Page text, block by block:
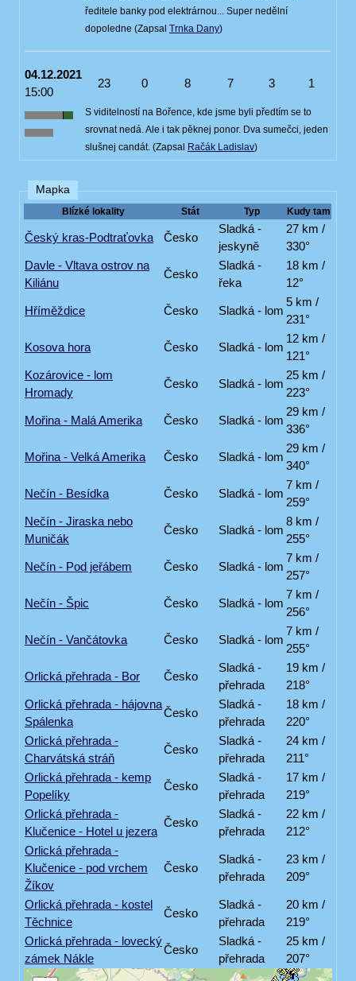
ředitele banky pod elektrárnou... Super nedělní
dopoledne (Zapsal Trnka Dany)
04.12.2021
15:00
23 0 8 7 3 1
S viditelností na Bořence, kde jsme byli předtím se to
srovnat nedá. Ale i tak pěknej ponor. Dva sumečci, jeden
slušnej candát. (Zapsal Račák Ladislav)
Mapka
Blízké lokality Stát Typ Kudy tam
Český kras-Podtraťovka Česko
Sladká -
jeskyně
27 km /
330°
Davle - Vltava ostrov na
Kiliánu
Česko
Sladká -
řeka
18 km /
12°
Hříměždice Česko Sladká - lom
5 km /
231°
Kosova hora Česko Sladká - lom
12 km /
121°
Kozárovice - lom
Hromady
Česko Sladká - lom
25 km /
223°
Mořina - Malá Amerika Česko Sladká - lom
29 km /
336°
Mořina - Velká Amerika Česko Sladká - lom
29 km /
340°
Nečín - Besídka Česko Sladká - lom
7 km /
259°
Nečín - Jiraska nebo
Muničák
Česko Sladká - lom
8 km /
255°
Nečín - Pod jeřábem Česko Sladká - lom
7 km /
257°
Nečín - Špic Česko Sladká - lom
7 km /
256°
Nečín - Vančátovka Česko Sladká - lom
7 km /
255°
Orlická přehrada - Bor Česko
Sladká -
přehrada
19 km /
218°
Orlická přehrada - hájovna
Spálenka
Česko
Sladká -
přehrada
18 km /
220°
Orlická přehrada -
Charvátská stráň
Česko
Sladká -
přehrada
24 km /
211°
Orlická přehrada - kemp
Popelíky
Česko
Sladká -
přehrada
17 km /
219°
Orlická přehrada -
Klučenice - Hotel u jezera
Česko
Sladká -
přehrada
22 km /
212°
Orlická přehrada -
Klučenice - pod vrchem
Žíkov
Česko
Sladká -
přehrada
23 km /
209°
Orlická přehrada - kostel
Těchnice
Česko
Sladká -
přehrada
20 km /
219°
Orlická přehrada - lovecký
zámek Nákle
Česko
Sladká -
přehrada
25 km /
207°